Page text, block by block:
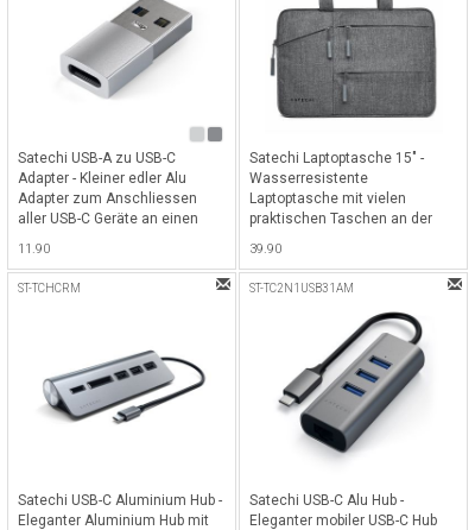
Satechi USB-A zu USB-C
Adapter - Kleiner edler Alu
Adapter zum Anschliessen
aller USB-C Geräte an einen
11.90
Satechi Laptoptasche 15" -
Wasserresistente
Laptoptasche mit vielen
praktischen Taschen an der
15.4" - Grau
39.90
ST-TCHCRM
Satechi USB-C Aluminium Hub -
Eleganter Aluminium Hub mit
ST-TC2N1USB31AM
Satechi USB-C Alu Hub -
Eleganter mobiler USB-C Hub